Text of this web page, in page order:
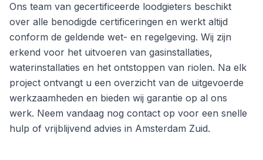
Ons team van gecertificeerde loodgieters beschikt
over alle benodigde certificeringen en werkt altijd
conform de geldende wet- en regelgeving. Wij zijn
erkend voor het uitvoeren van gasinstallaties,
waterinstallaties en het ontstoppen van riolen. Na elk
project ontvangt u een overzicht van de uitgevoerde
werkzaamheden en bieden wij garantie op al ons
werk. Neem vandaag nog contact op voor een snelle
hulp of vrijblijvend advies in Amsterdam Zuid.